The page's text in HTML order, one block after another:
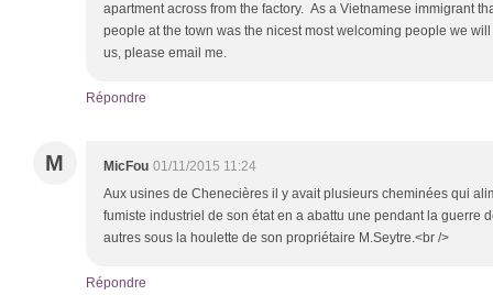
apartment across from the factory. As a Vietnamese immigrant
people at the town was the nicest most welcoming people we
us, please email me.
Répondre
M MicFou 01/11/2015 11:24
Aux usines de Chenecières il y avait plusieurs cheminées qui
fumiste industriel de son état en a abattu une pendant la guerre
autres sous la houlette de son propriétaire M.Seytre.<br />
Répondre